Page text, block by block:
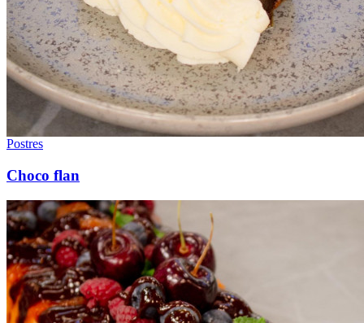
Postres
Choco flan